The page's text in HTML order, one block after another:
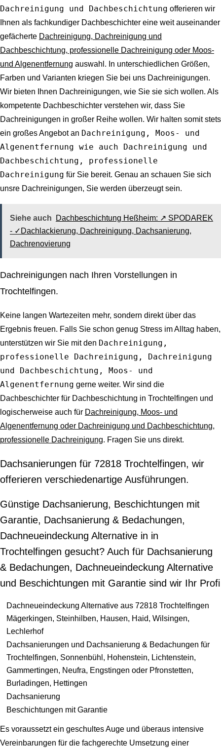
Dachreinigung und Dachbeschichtung offerieren wir
Ihnen als fachkundiger Dachbeschichter eine weit auseinander
gefächerte Dachreinigung, Dachreinigung und
Dachbeschichtung, professionelle Dachreinigung oder Moos-
und Algenentfernung auswahl. In unterschiedlichen Größen,
Farben und Varianten kriegen Sie bei uns Dachreinigungen.
Wir bieten Ihnen Dachreinigungen, wie Sie sie sich wollen. Als
kompetente Dachbeschichter verstehen wir, dass Sie
Dachreinigungen in großer Reihe wollen. Wir halten somit stets
ein großes Angebot an Dachreinigung, Moos- und
Algenentfernung wie auch Dachreinigung und
Dachbeschichtung, professionelle
Dachreinigung für Sie bereit. Genau an schauen Sie sich
unsre Dachreinigungen, Sie werden überzeugt sein.
Siehe auch
Dachbeschichtung Heßheim: ↗️ SPODAREK
- ✓Dachlackierung, Dachreinigung, Dachsanierung,
Dachrenovierung
Dachreinigungen nach Ihren Vorstellungen in
Trochtelfingen.
Keine langen Wartezeiten mehr, sondern direkt über das
Ergebnis freuen. Falls Sie schon genug Stress im Alltag haben,
unterstützen wir Sie mit den Dachreinigung,
professionelle Dachreinigung, Dachreinigung
und Dachbeschichtung, Moos- und
Algenentfernung gerne weiter. Wir sind die
Dachbeschichter für Dachbeschichtung in Trochtelfingen und
logischerweise auch für Dachreinigung, Moos- und
Algenentfernung oder Dachreinigung und Dachbeschichtung,
professionelle Dachreinigung. Fragen Sie uns direkt.
Dachsanierungen für 72818 Trochtelfingen, wir
offerieren verschiedenartige Ausführungen.
Günstige Dachsanierung, Beschichtungen mit
Garantie, Dachsanierung & Bedachungen,
Dachneueindeckung Alternative in in
Trochtelfingen gesucht? Auch für Dachsanierung
& Bedachungen, Dachneueindeckung Alternative
und Beschichtungen mit Garantie sind wir Ihr Profi
Dachneueindeckung Alternative aus 72818 Trochtelfingen
Mägerkingen, Steinhilben, Hausen, Haid, Wilsingen,
Lechlerhof
Dachsanierungen und Dachsanierung & Bedachungen für
Trochtelfingen, Sonnenbühl, Hohenstein, Lichtenstein,
Gammertingen, Neufra, Engstingen oder Pfronstetten,
Burladingen, Hettingen
Dachsanierung
Beschichtungen mit Garantie
Es voraussetzt ein geschultes Auge und überaus intensive
Vereinbarungen für die fachgerechte Umsetzung einer